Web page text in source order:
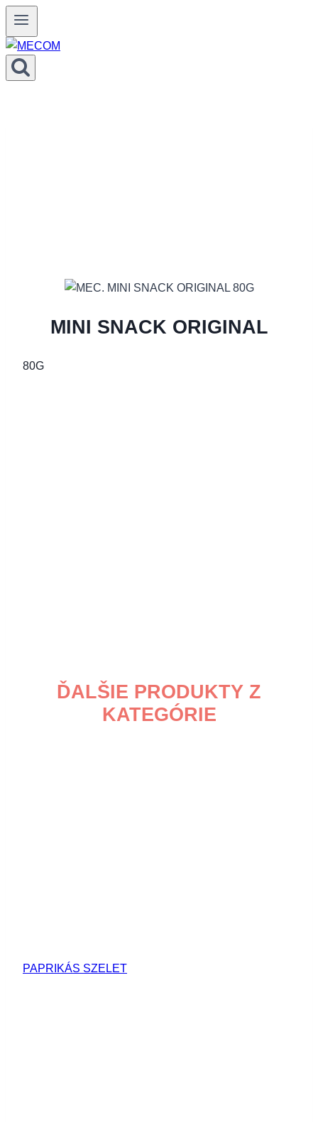
Prejsť
obsah
MINI SNACK ORIGINAL
80G
ĎALŠIE PRODUKTY Z
KATEGÓRIE
PAPRIKÁS SZELET